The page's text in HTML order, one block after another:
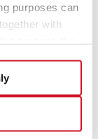
purposes can
with
other data if
button or
you provide
for the
Mitarbeiter